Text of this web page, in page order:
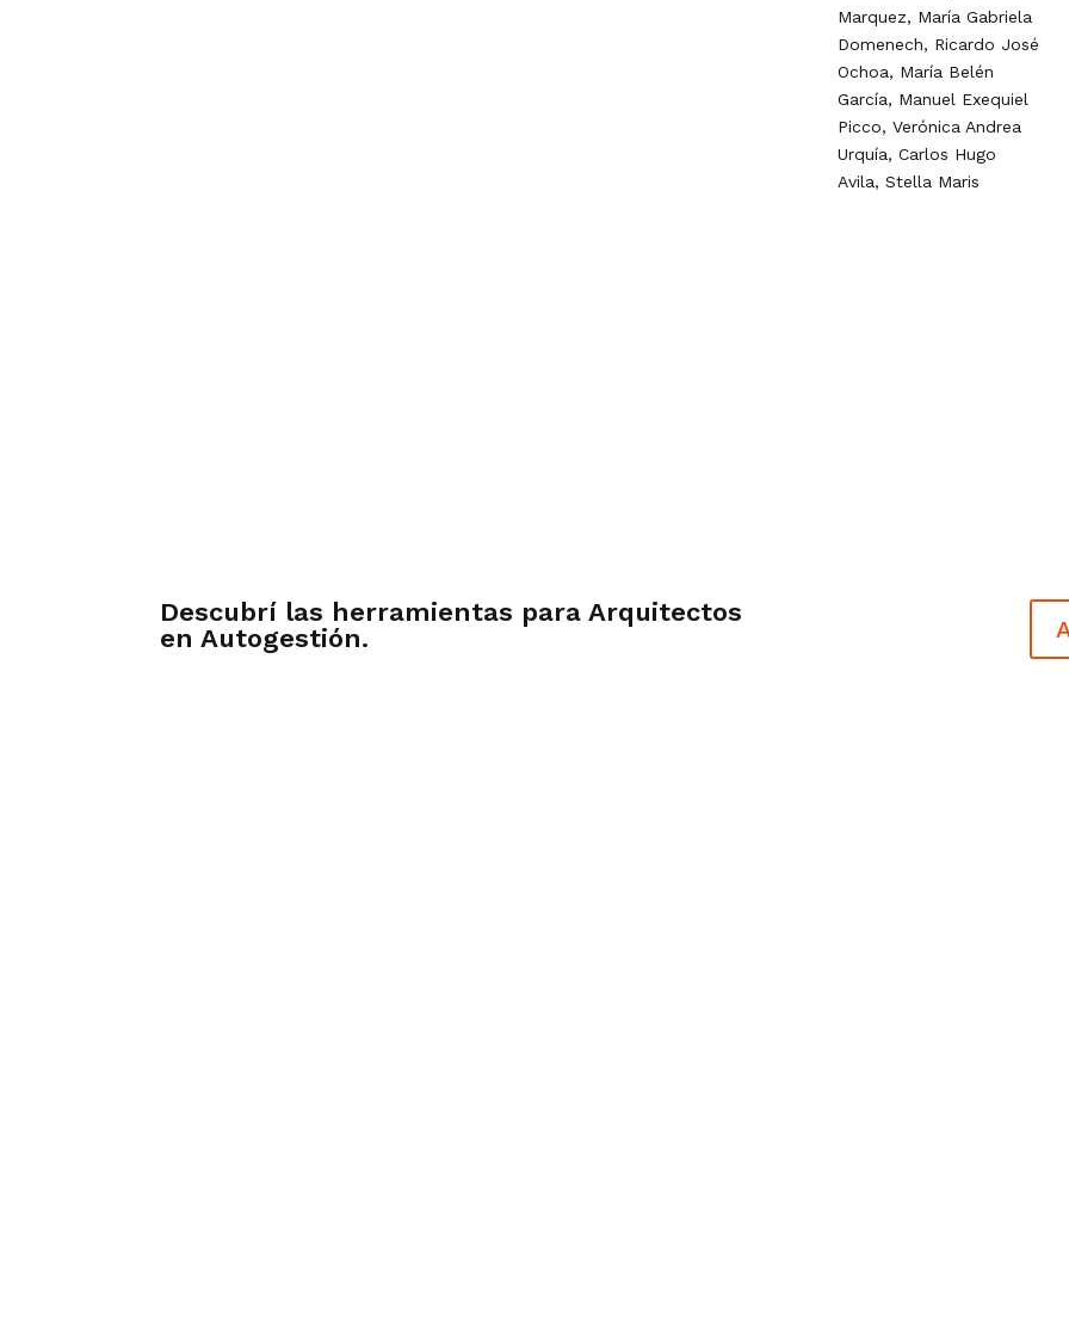
Marquez, María Gabriela
Domenech, Ricardo José
Ochoa, María Belén
García, Manuel Exequiel
Picco, Verónica Andrea
Urquía, Carlos Hugo
Avila, Stella Maris
Descubrí las herramientas para Arquitectos
en Autogestión.